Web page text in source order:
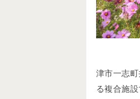
津市一志
る複合施